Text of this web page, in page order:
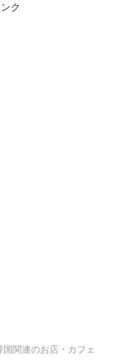
ク
国関連のお店・カフェ